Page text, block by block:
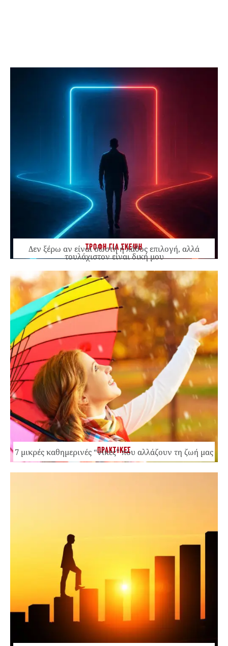
ΤΡΟΦΗ ΓΙΑ ΣΚΕΨΗ
Δεν ξέρω αν είναι σωστή ή λάθος επιλογή, αλλά
τουλάχιστον είναι δική μου
ΠΡΑΚΤΙΚΕΣ
7 μικρές καθημερινές “νίκες” που αλλάζουν τη ζωή μας